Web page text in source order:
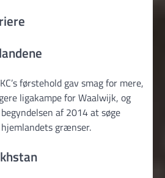
førstehold gav smag for mere,
ligakampe for Waalwijk, og
af 2014 at søge
grænser.